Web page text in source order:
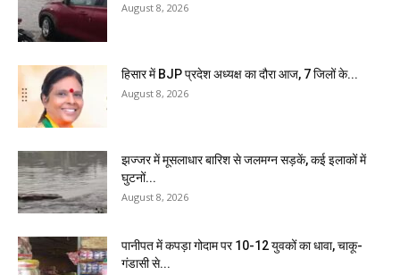
August 8, 2026
हिसार में BJP प्रदेश अध्यक्ष का दौरा आज, 7 जिलों के...
August 8, 2026
झज्जर में मूसलाधार बारिश से जलमग्न सड़कें, कई इलाकों में
घुटनों...
August 8, 2026
पानीपत में कपड़ा गोदाम पर 10-12 युवकों का धावा, चाकू-
गंडासी से...